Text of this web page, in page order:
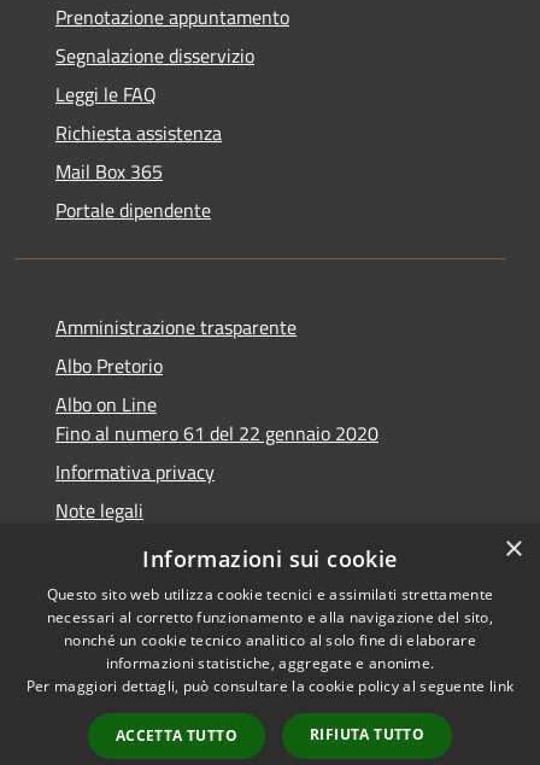
Prenotazione appuntamento
Segnalazione disservizio
Leggi le FAQ
Richiesta assistenza
Mail Box 365
Portale dipendente
Amministrazione trasparente
Albo Pretorio
Albo on Line
Fino al numero 61 del 22 gennaio 2020
Informativa privacy
Note legali
Dichiarazione di accessibilità
Accessibilità
Copyright © 2026 • Comune di
Marsciano • Powered by
Municipium•
Accesso
redazione
×
Informazioni sui cookie
Questo sito web utilizza cookie tecnici e assimilati strettamente
necessari al corretto funzionamento e alla navigazione del sito,
nonché un cookie tecnico analitico al solo fine di elaborare
informazioni statistiche, aggregate e anonime.
Per maggiori dettagli, può consultare la cookie policy al seguente link
ACCETTA TUTTO RIFIUTA TUTTO